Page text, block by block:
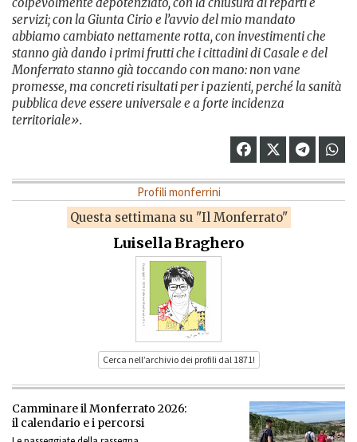
servizi; con la Giunta Cirio e l’avvio del mio mandato
abbiamo cambiato nettamente rotta, con investimenti che
stanno già dando i primi frutti che i cittadini di Casale e del
Monferrato stanno già toccando con mano: non vane
promesse, ma concreti risultati per i pazienti, perché la sanità
pubblica deve essere universale e a forte incidenza
territoriale».
Profili monferrini
Questa settimana su "Il Monferrato"
Luisella Braghero
Cerca nell’archivio dei profili dal 1871!
Camminare il Monferrato 2026:
il calendario e i percorsi